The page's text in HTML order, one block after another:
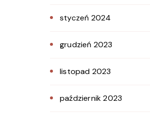
styczeń 2024
grudzień 2023
listopad 2023
październik 2023